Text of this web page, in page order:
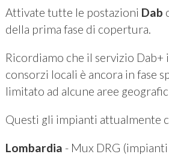
Attivate tutte le postazioni Dab
della prima fase di copertura.
Ricordiamo che il servizio Dab+
consorzi locali è ancora in fase
limitato ad alcune aree
Questi gli impianti attualmente
Lombardia - Mux DRG